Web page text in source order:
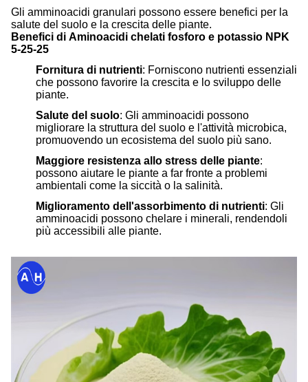
Gli amminoacidi granulari possono essere benefici per la
salute del suolo e la crescita delle piante.
Benefici di Aminoacidi chelati fosforo e potassio NPK
5-25-25
Fornitura di nutrienti: Forniscono nutrienti essenziali
che possono favorire la crescita e lo sviluppo delle
piante.
Salute del suolo: Gli amminoacidi possono
migliorare la struttura del suolo e l'attività microbica,
promuovendo un ecosistema del suolo più sano.
Maggiore resistenza allo stress delle piante:
possono aiutare le piante a far fronte a problemi
ambientali come la siccità o la salinità.
Miglioramento dell'assorbimento di nutrienti: Gli
amminoacidi possono chelare i minerali, rendendoli
più accessibili alle piante.